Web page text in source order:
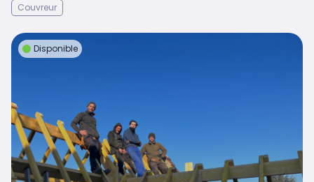
Couvreur
Disponible